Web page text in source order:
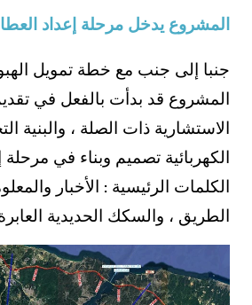
المشروع يدخل مرحلة إعداد
جنبا إلى جنب مع خطة تمويل
المشروع قد بدأت بالفعل في
الاستشارية ذات الصلة ، والبنية
الكهربائية تصميم وبناء في مرحلة
الكلمات الرئيسية : الأخبار
الطريق ، والسكك الحديدية